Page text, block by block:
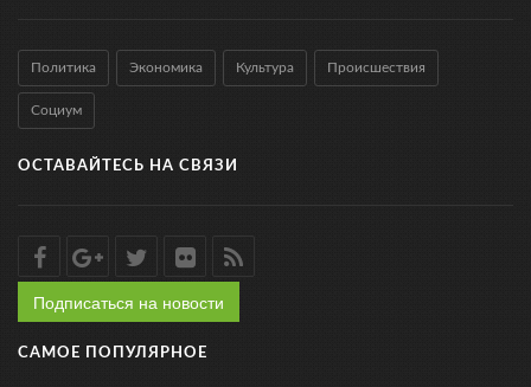
Политика Экономика Культура Происшествия
Социум
ОСТАВАЙТЕСЬ НА СВЯЗИ
Подписаться на новости
САМОЕ ПОПУЛЯРНОЕ